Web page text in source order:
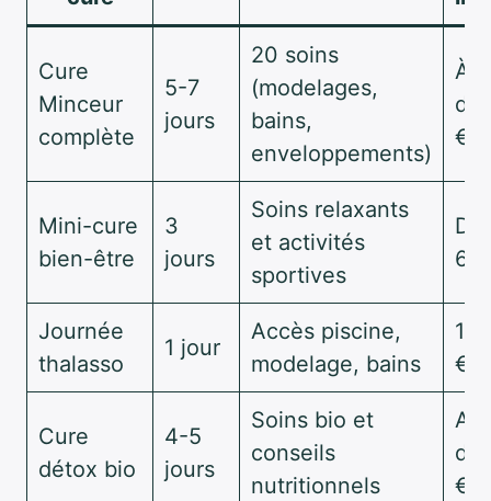
Cure
Minceur
complète
5-7
jours
20 soins
(modelages,
bains,
enveloppements)
À
de
€
Mini-cure
bien-être
3
jours
Soins relaxants
et activités
sportives
Journée
thalasso
1 jour
Accès piscine,
modelage, bains
€
Cure
détox bio
4-5
jours
Soins bio et
conseils
nutritionnels
de
€